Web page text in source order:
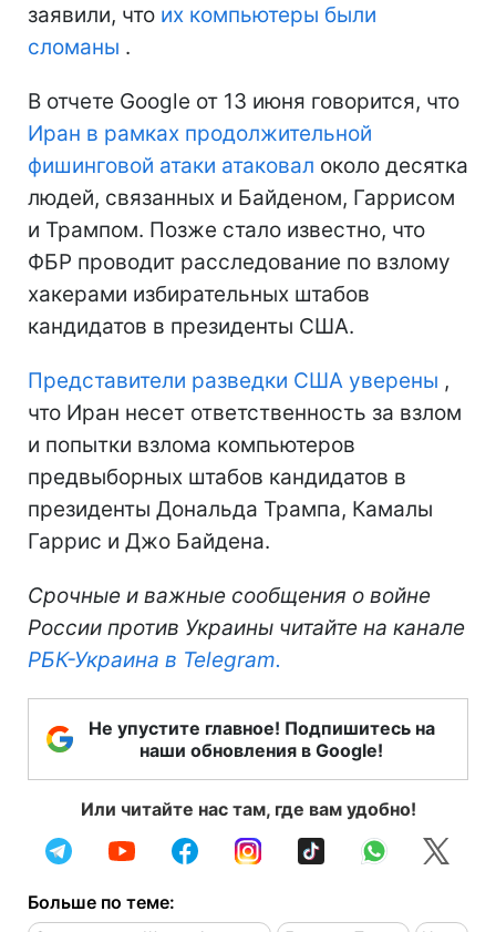
заявили, что их компьютеры были
сломаны .
В отчете Google от 13 июня говорится, что
Иран в рамках продолжительной
фишинговой атаки атаковал около десятка
людей, связанных и Байденом, Гаррисом
и Трампом. Позже стало известно, что
ФБР проводит расследование по взлому
хакерами избирательных штабов
кандидатов в президенты США.
Представители разведки США уверены ,
что Иран несет ответственность за взлом
и попытки взлома компьютеров
предвыборных штабов кандидатов в
президенты Дональда Трампа, Камалы
Гаррис и Джо Байдена.
Срочные и важные сообщения о войне
России против Украины читайте на канале
РБК-Украина в Telegram.
Не упустите главное! Подпишитесь на
наши обновления в Google!
Или читайте нас там, где вам удобно!
Больше по теме: